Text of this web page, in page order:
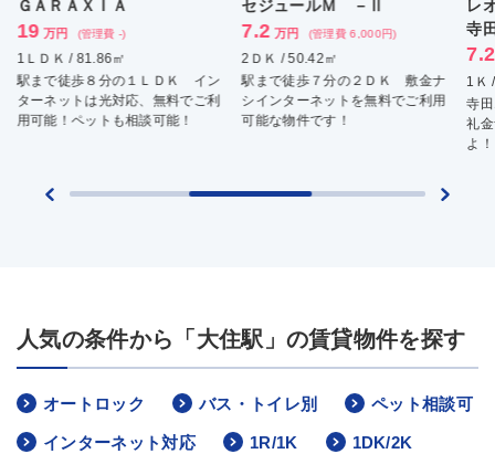
ン
利
セジュールＭ －Ⅱ
7.2 万円 (管理費 6,000円)
2ＤＫ / 50.42㎡
駅まで徒歩７分の２ＤＫ 敷金ナ
シインターネットを無料でご利用
可能な物件です！
レオネクストサザンガーデン
寺田
7.2 万円
1Ｋ / 20.44㎡
寺田エリアの１Ｋ物件！ 敷金、
礼金ナシ！周辺環境が良いです
人気の条件から「大住駅」の賃貸物件を探す
オートロック バス・トイレ別 ペット相談可
インターネット対応 1R/1K 1DK/2K